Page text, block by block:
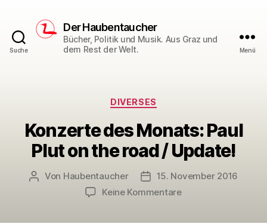
Suche
Der Haubentaucher
Bücher, Politik und Musik. Aus Graz und
dem Rest der Welt.
Menü
Kategorien
DIVERSES
Konzerte des Monats: Paul
Plut on the road / Update!
Beitragsautor
Von Haubentaucher Veröffentlichungsdatum
15. November 2016
Keine Kommentarezu